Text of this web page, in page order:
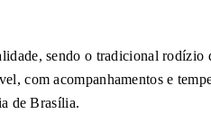
sendo o tradicional rodízio
com acompanhamentos e
de Brasília.